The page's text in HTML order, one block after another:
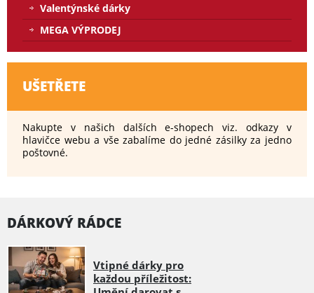
Valentýnské dárky
MEGA VÝPRODEJ
UŠETŘETE
Nakupte v našich dalších e-shopech viz. odkazy v
hlavičce webu a vše zabalíme do jedné zásilky za jedno
poštovné.
DÁRKOVÝ RÁDCE
Vtipné dárky pro
každou příležitost: